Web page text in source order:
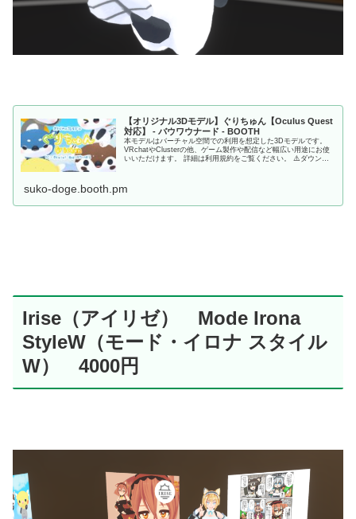
【オリジナル3Dモデル】ぐりちゅん【Oculus Quest
対応】 - バウワウナード - BOOTH
本モデルはバーチャル空間での利用を想定した3Dモデルです。
VRchatやClusterの他、ゲーム製作や配信など幅広い用途にお使
いいただけます。 詳細は利用規約をご覧ください。 ⚠️ダウンロ
suko-doge.booth.pm
Irise（アイリゼ） Mode Irona
StyleW（モード・イロナ スタイル
W） 4000円